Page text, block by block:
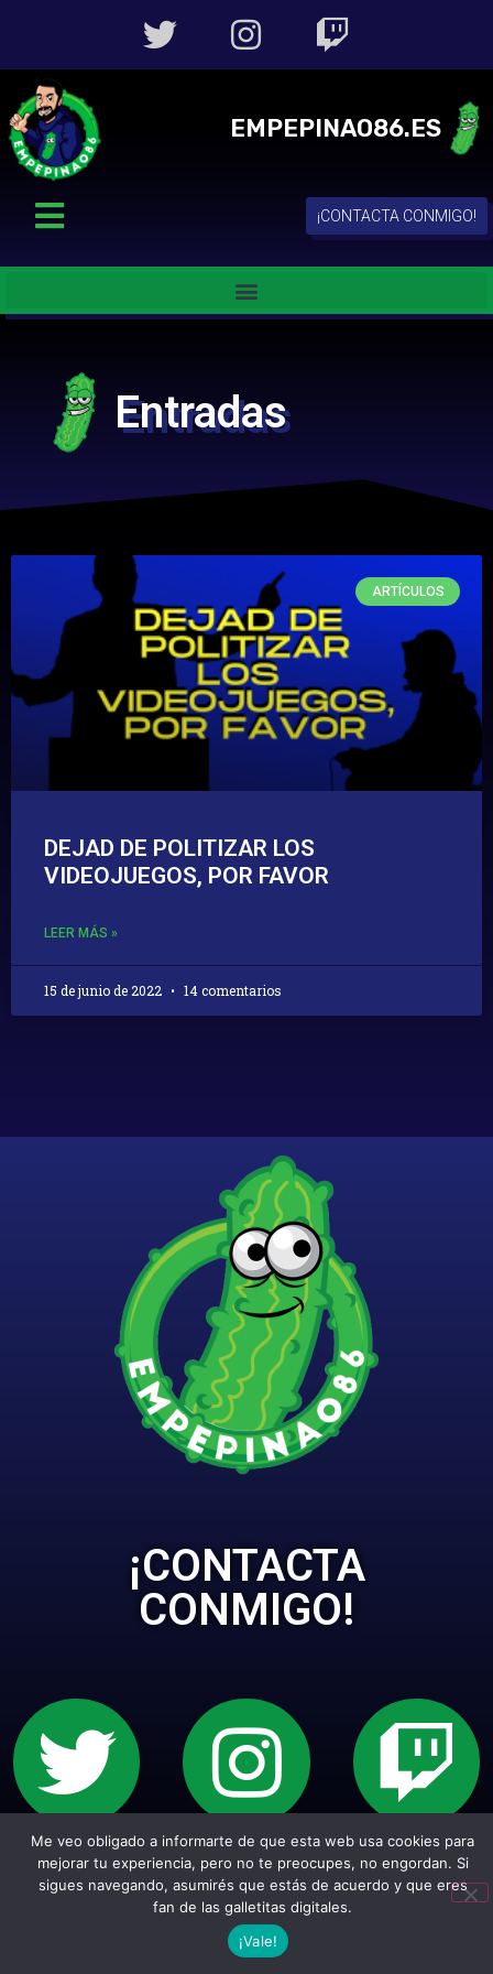
EMPEPINAO86.ES
¡CONTACTA CONMIGO!
Entradas
ARTÍCULOS
DEJAD DE POLITIZAR LOS
VIDEOJUEGOS, POR FAVOR
LEER MÁS »
15 de junio de 2022 14 comentarios
¡CONTACTA
CONMIGO!
Sitio web creado con Wordpress. Todos los
empepiderechos reservados.
Me veo obligado a informarte de que esta web usa cookies para
mejorar tu experiencia, pero no te preocupes, no engordan. Si
sigues navegando, asumirés que estás de acuerdo y que eres
fan de las galletitas digitales.
¡Vale!